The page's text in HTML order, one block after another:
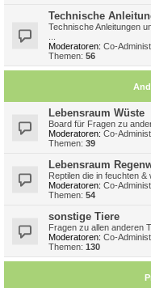
Technische
Technische Anleitungen
Moderatoren: Co-
Themen: 56
Lebensraum Wüste
Board für Fragen zu
Moderatoren: Co-
Themen: 39
Lebensraum
Reptilen die in feuchten
Moderatoren: Co-
Themen: 54
sonstige Tiere
Fragen zu allen anderen
Moderatoren: Co-
Themen: 130